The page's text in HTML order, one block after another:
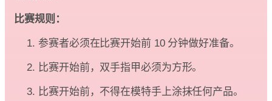
比赛规则：
参赛者必须在比赛开始前 10 分钟做好准备。
比赛开始前，双手指甲必须为方形。
比赛开始前，不得在模特手上涂抹任何产品。